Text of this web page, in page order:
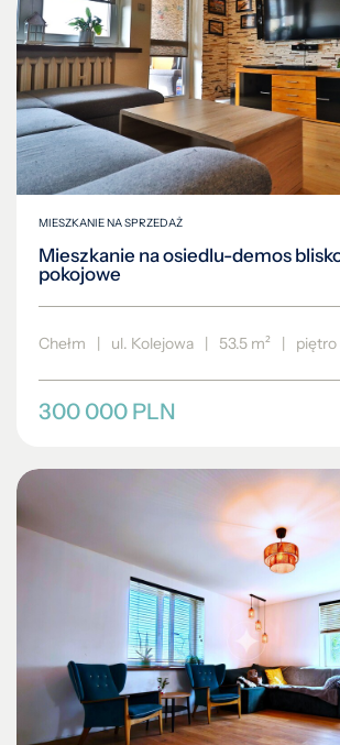
MIESZKANIE NA SPRZEDAŻ
Mieszkanie na osiedlu-demos
pokojowe
Chełm | ul. Kolejowa | 53.5 m² | piętro
300 000 PLN